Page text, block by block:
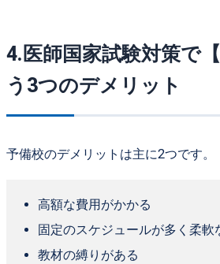
4.医師国家試験対策で
う3つのデメリット
予備校のデメリットは主に2つです。
高額な費用がかかる
固定のスケジュールが多く柔軟
教材の縛りがある